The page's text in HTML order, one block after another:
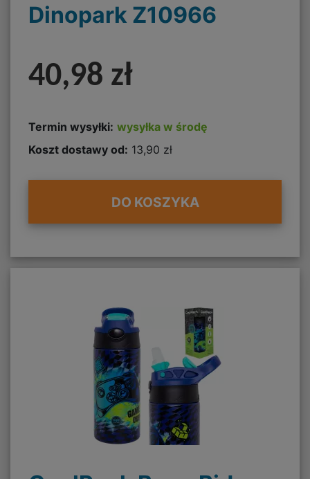
Dinopark Z10966
40,98 zł
Termin wysyłki: wysyłka w środę
Koszt dostawy od: 13,90 zł
DO KOSZYKA